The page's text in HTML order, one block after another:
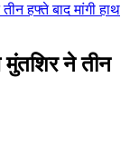
हफ्ते बाद मांगी हाथ
ने तीन